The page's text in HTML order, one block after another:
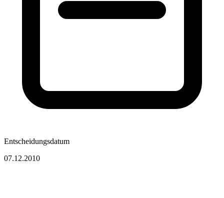
Entscheidungsdatum
07.12.2010